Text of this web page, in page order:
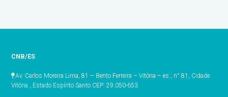
CNB/ES
Av. Carlos Moreira Lima, 81 – Bento Ferreira – Vitória – es , n° 81, Cidade
Vitória , Estado Espírito Santo CEP: 29.050-653